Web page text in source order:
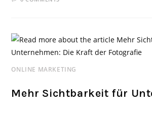
ONLINE MARKETING
Mehr Sichtbarkeit für